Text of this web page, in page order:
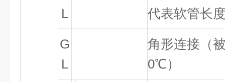
L
代表软管长
G
L
角形连接（
0℃）